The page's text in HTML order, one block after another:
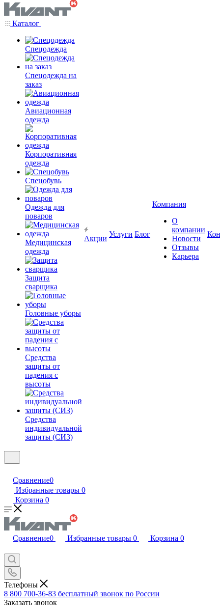
Каталог
Спецодежда
Спецодежда на
заказ
Авиационная
одежда
Корпоративная
одежда
Спецобувь
Одежда для
поваров
Медицинская
одежда
Защита
сварщика
Головные уборы
Средства
защиты от
падения с
высоты
Средства
индивидуальной
защиты (СИЗ)
Акции
Услуги Блог
Компания
О
компании
Новости
Отзывы
Карьера
Сравнение0
Избранные товары 0
Корзина 0
Сравнение0 Избранные товары 0 Корзина 0
Телефоны
8 800 700-36-83 бесплатный звонок по России
Заказать звонок